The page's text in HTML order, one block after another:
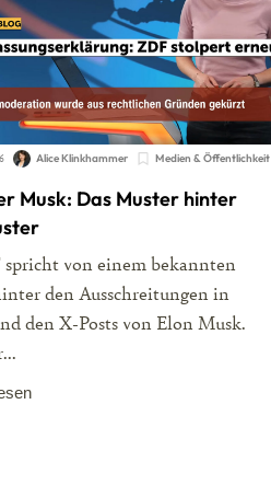
Alice Klinkhammer Medien & Öffentlichkeit
Musk: Das Muster hinter
spricht von einem bekannten
den Ausschreitungen in
den X-Posts von Elon Musk.